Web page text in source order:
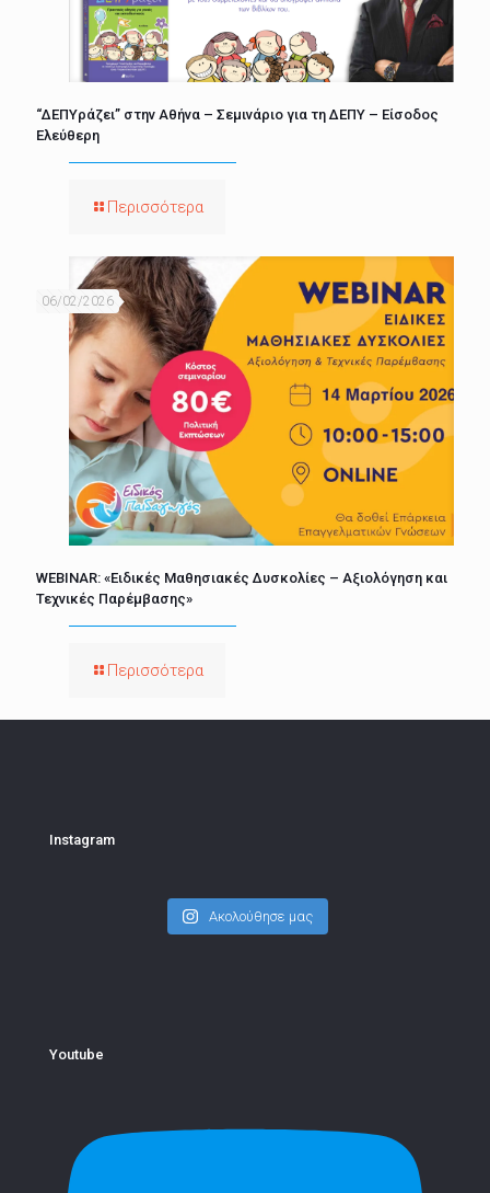
“ΔΕΠΥράζει” στην Αθήνα – Σεμινάριο για τη ΔΕΠΥ – Είσοδος
Ελεύθερη
Περισσότερα
06/02/2026
WEBINAR: «Ειδικές Μαθησιακές Δυσκολίες – Αξιολόγηση και
Τεχνικές Παρέμβασης»
Περισσότερα
Instagram
Ακολούθησε μας
Youtube